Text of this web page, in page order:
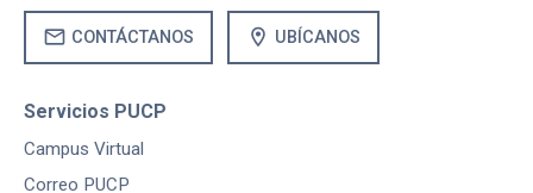
mail CONTÁCTANOS location_on UBÍCANOS
Servicios PUCP
Campus Virtual
Correo PUCP